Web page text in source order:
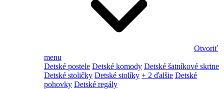
Otvoriť
menu
Detské postele Detské komody Detské šatníkové skrine
Detské stoličky Detské stolíky + 2 ďalšie Detské
pohovky Detské regály